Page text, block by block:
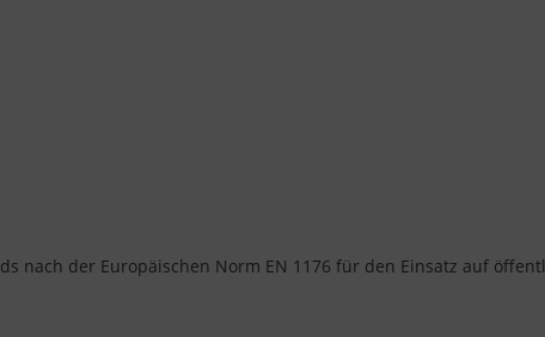
nach der Europäischen Norm EN 1176 für den Einsatz auf